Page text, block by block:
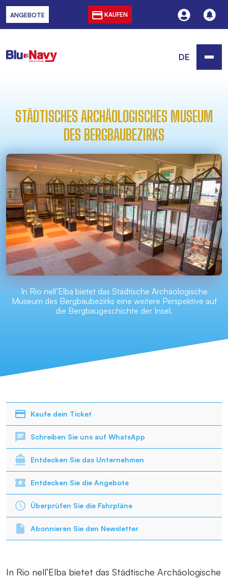
ANGEBOTE KAUFEN
DE
STÄDTISCHES ARCHÄOLOGISCHES MUSEUM
DES BERGBAUBEZIRKS
In Rio nell’Elba bietet das Städtische Archäologische
Museum des Bergbaubezirks eine weitere Perspektive auf
die Bergbaugeschichte der Insel.
Kaufe dein Ticket
Schreiben Sie uns auf WhatsApp
Entdecken Sie das Unternehmen
Entdecken Sie die Angebote
Überprüfen Sie die Fahrpläne
Abonnieren Sie den Newsletter
In Rio nell’Elba bietet das Städtische Archäologische